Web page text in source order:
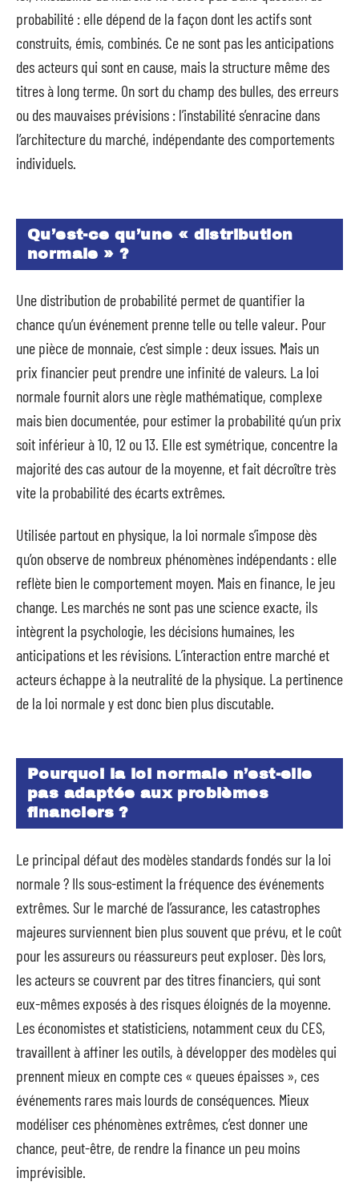
probabilité : elle dépend de la façon dont les actifs sont
construits, émis, combinés. Ce ne sont pas les anticipations
des acteurs qui sont en cause, mais la structure même des
titres à long terme. On sort du champ des bulles, des erreurs
ou des mauvaises prévisions : l’instabilité s’enracine dans
l’architecture du marché, indépendante des comportements
individuels.
Qu’est-ce qu’une « distribution
normale » ?
Une distribution de probabilité permet de quantifier la
chance qu’un événement prenne telle ou telle valeur. Pour
une pièce de monnaie, c’est simple : deux issues. Mais un
prix financier peut prendre une infinité de valeurs. La loi
normale fournit alors une règle mathématique, complexe
mais bien documentée, pour estimer la probabilité qu’un prix
soit inférieur à 10, 12 ou 13. Elle est symétrique, concentre la
majorité des cas autour de la moyenne, et fait décroître très
vite la probabilité des écarts extrêmes.
Utilisée partout en physique, la loi normale s’impose dès
qu’on observe de nombreux phénomènes indépendants : elle
reflète bien le comportement moyen. Mais en finance, le jeu
change. Les marchés ne sont pas une science exacte, ils
intègrent la psychologie, les décisions humaines, les
anticipations et les révisions. L’interaction entre marché et
acteurs échappe à la neutralité de la physique. La pertinence
de la loi normale y est donc bien plus discutable.
Pourquoi la loi normale n’est-elle
pas adaptée aux problèmes
financiers ?
Le principal défaut des modèles standards fondés sur la loi
normale ? Ils sous-estiment la fréquence des événements
extrêmes. Sur le marché de l’assurance, les catastrophes
majeures surviennent bien plus souvent que prévu, et le coût
pour les assureurs ou réassureurs peut exploser. Dès lors,
les acteurs se couvrent par des titres financiers, qui sont
eux-mêmes exposés à des risques éloignés de la moyenne.
Les économistes et statisticiens, notamment ceux du CES,
travaillent à affiner les outils, à développer des modèles qui
prennent mieux en compte ces « queues épaisses », ces
événements rares mais lourds de conséquences. Mieux
modéliser ces phénomènes extrêmes, c’est donner une
chance, peut-être, de rendre la finance un peu moins
imprévisible.